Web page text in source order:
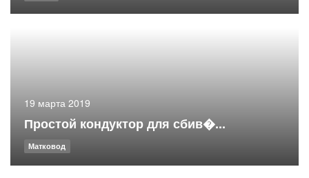
19 марта 2019
Простой кондуктор для сбив�...
Матковод